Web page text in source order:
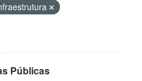
Públicas